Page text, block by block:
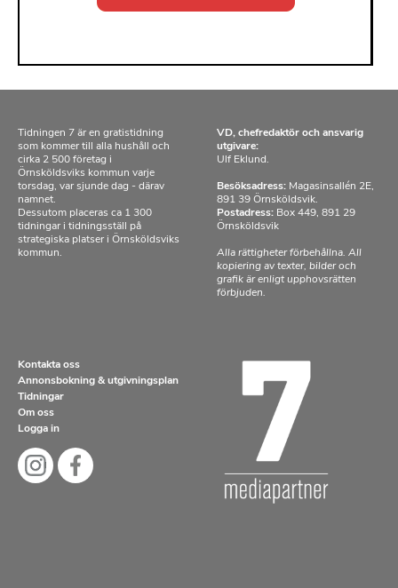
Tidningen 7 är en gratistidning
som kommer till alla hushåll och
cirka 2 500 företag i
Örnsköldsviks kommun varje
torsdag, var sjunde dag - därav
namnet.
Dessutom placeras ca 1 300
tidningar i tidningsställ på
strategiska platser i Örnsköldsviks
kommun.
VD, chefredaktör och ansvarig
utgivare:
Ulf Eklund.
Besöksadress: Magasinsallén 2E,
891 39 Örnsköldsvik.
Postadress: Box 449, 891 29
Örnsköldsvik
Alla rättigheter förbehållna. All
kopiering av texter, bilder och
grafik är enligt upphovsrätten
förbjuden.
Kontakta oss
Annonsbokning & utgivningsplan
Tidningar
Om oss
Logga in